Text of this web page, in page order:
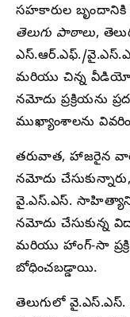
సహకారుల
తెలుగు పాఠాలు,
ఎస్.ఆర్.ఎఫ్./
మరియు చిన్న వీడియో
నమోదు ప్రక్రియను
ముఖ్యాంశాలను
తరువాత, హాజరైన
నమోదు
వై.ఎస్.ఎస్.
నమోదు చేసుకున్న
మరియు హాంగ్-సా
బోధించబడ్డాయి.
తెలుగులో